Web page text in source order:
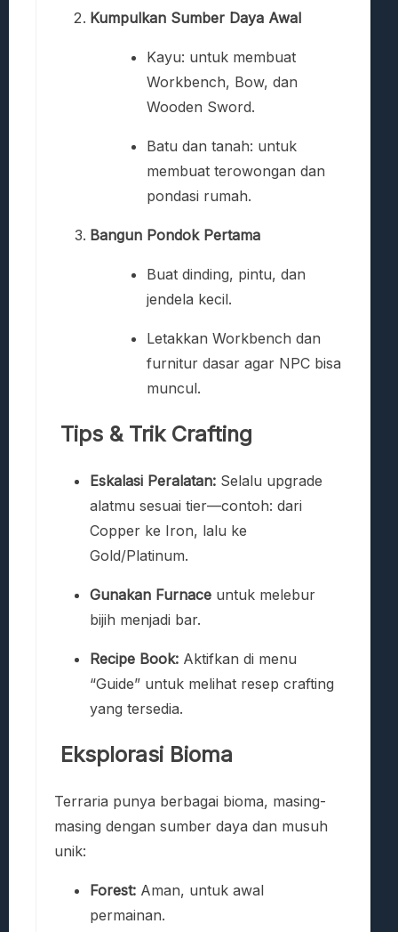
Kumpulkan Sumber Daya Awal
Kayu: untuk membuat
Workbench, Bow, dan
Wooden Sword.
Batu dan tanah: untuk
membuat terowongan dan
pondasi rumah.
Bangun Pondok Pertama
Buat dinding, pintu, dan
jendela kecil.
Letakkan Workbench dan
furnitur dasar agar NPC bisa
muncul.
Tips & Trik Crafting
Eskalasi Peralatan: Selalu upgrade
alatmu sesuai tier—contoh: dari
Copper ke Iron, lalu ke
Gold/Platinum.
Gunakan Furnace untuk melebur
bijih menjadi bar.
Recipe Book: Aktifkan di menu
“Guide” untuk melihat resep crafting
yang tersedia.
Eksplorasi Bioma
Terraria punya berbagai bioma, masing-
masing dengan sumber daya dan musuh
unik:
Forest: Aman, untuk awal
permainan.